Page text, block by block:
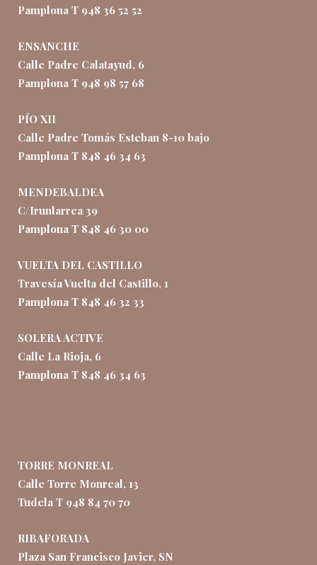
Pamplona T 948 36 52 52
ENSANCHE
Calle Padre Calatayud, 6
Pamplona T 948 98 57 68
PÍO XII
Calle Padre Tomás Esteban 8-10 bajo
Pamplona T 848 46 34 63
MENDEBALDEA
C/Irunlarrea 39
Pamplona T 848 46 30 00
VUELTA DEL CASTILLO
Travesía Vuelta del Castillo, 1
Pamplona T 848 46 32 33
SOLERA ACTIVE
Calle La Rioja, 6
Pamplona T 848 46 34 63
TORRE MONREAL
Calle Torre Monreal, 13
Tudela T 948 84 70 70
RIBAFORADA
Plaza San Francisco Javier, SN